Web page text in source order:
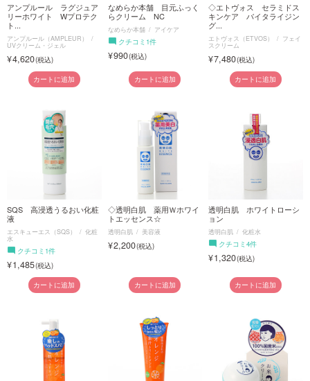
アンプルール ラグジュア
リーホワイト Wプロテク
ト...
アンプルール（AMPLEUR）
UVクリーム・ジェル
4,620
カートに追加
なめらか本舗 目元ふっく
らクリーム NC
なめらか本舗 アイケア
クチコミ1件
990
カートに追加
◇エトヴォス セラミドス
キンケア バイタライジン
グ...
エトヴォス（ETVOS） フェイ
スクリーム
7,480
カートに追加
SQS 高浸透うるおい化粧
液
エスキューエス（SQS） 化粧
水
クチコミ1件
1,485
カートに追加
◇透明白肌 薬用Ｗホワイ
トエッセンス☆
透明白肌 美容液
2,200
カートに追加
透明白肌 ホワイトローシ
ョン
透明白肌 化粧水
クチコミ4件
1,320
カートに追加